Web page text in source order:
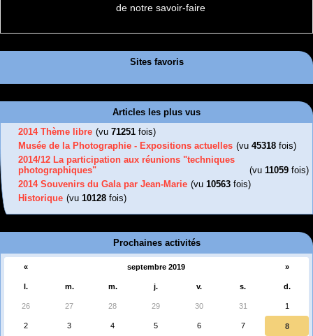
de notre savoir-faire
Sites favoris
Articles les plus vus
2014 Thème libre (vu 71251 fois)
Musée de la Photographie - Expositions actuelles (vu 45318 fois)
2014/12 La participation aux réunions "techniques
photographiques"
(vu 11059 fois)
2014 Souvenirs du Gala par Jean-Marie (vu 10563 fois)
Historique (vu 10128 fois)
Prochaines activités
« septembre 2019 »
l. m. m. j. v. s. d.
26 27 28 29 30 31 1
2 3 4 5 6 7 8